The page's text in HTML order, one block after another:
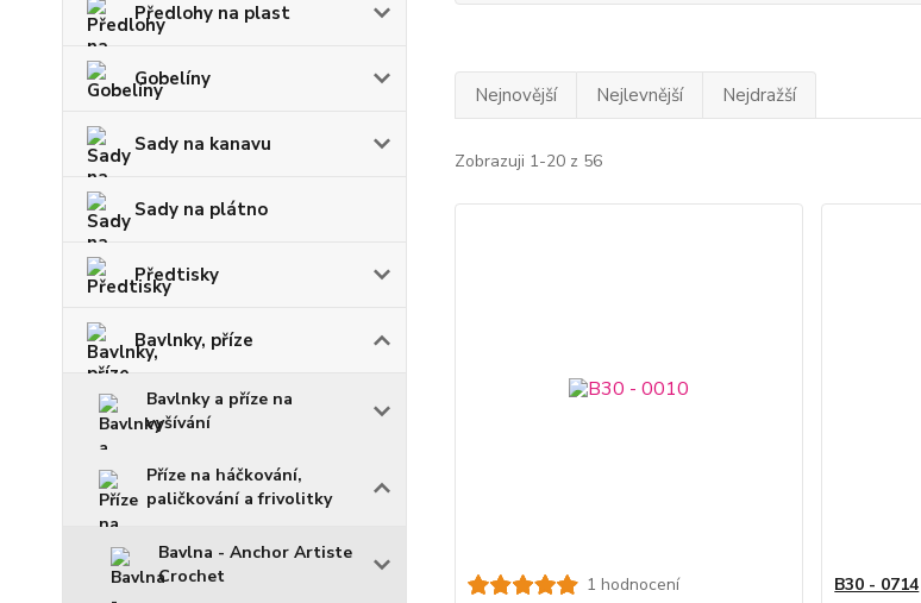
Předlohy na plast
Gobelíny
Sady na kanavu
Sady na plátno
Předtisky
Bavlnky, příze
Bavlnky a příze na
vyšívání
Příze na háčkování,
paličkování a frivolitky
Bavlna - Anchor Artiste
Crochet
Nejnovější Nejlevnější Nejdražší
Zobrazuji 1-20 z 56
1 hodnocení
B30 - 0714